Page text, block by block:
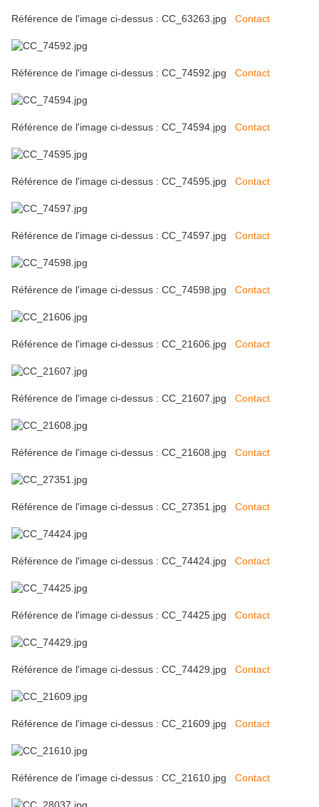
Référence de l'image ci-dessus : CC_63263.jpg Contact
Référence de l'image ci-dessus : CC_74592.jpg Contact
Référence de l'image ci-dessus : CC_74594.jpg Contact
Référence de l'image ci-dessus : CC_74595.jpg Contact
Référence de l'image ci-dessus : CC_74597.jpg Contact
Référence de l'image ci-dessus : CC_74598.jpg Contact
Référence de l'image ci-dessus : CC_21606.jpg Contact
Référence de l'image ci-dessus : CC_21607.jpg Contact
Référence de l'image ci-dessus : CC_21608.jpg Contact
Référence de l'image ci-dessus : CC_27351.jpg Contact
Référence de l'image ci-dessus : CC_74424.jpg Contact
Référence de l'image ci-dessus : CC_74425.jpg Contact
Référence de l'image ci-dessus : CC_74429.jpg Contact
Référence de l'image ci-dessus : CC_21609.jpg Contact
Référence de l'image ci-dessus : CC_21610.jpg Contact